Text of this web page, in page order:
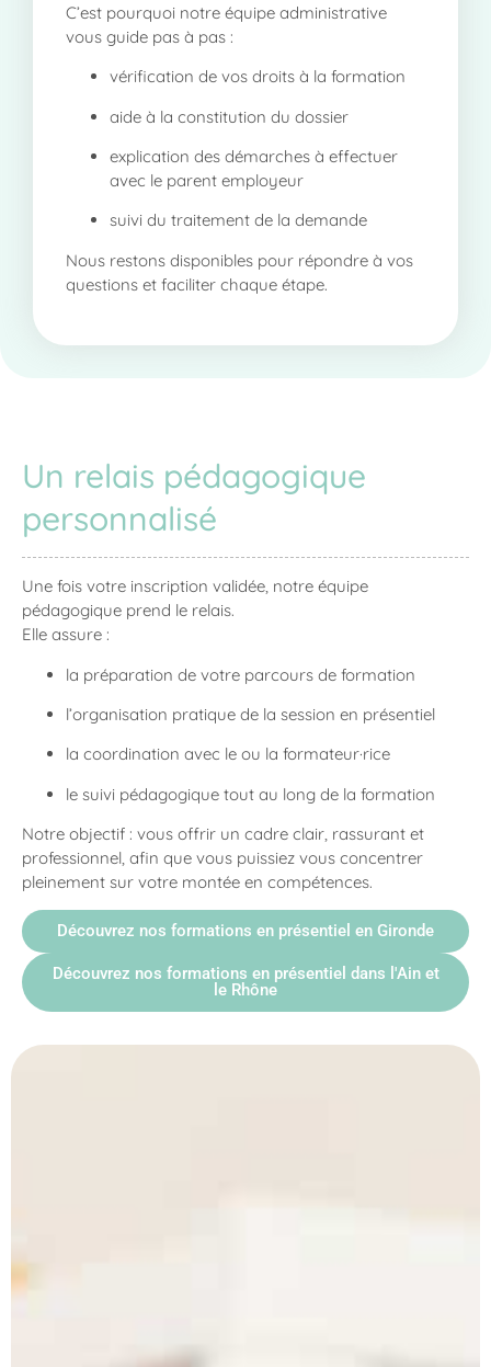
C’est pourquoi notre équipe administrative
vous guide pas à pas :
vérification de vos droits à la formation
aide à la constitution du dossier
explication des démarches à effectuer
avec le parent employeur
suivi du traitement de la demande
Nous restons disponibles pour répondre à vos
questions et faciliter chaque étape.
Un relais pédagogique
personnalisé
Une fois votre inscription validée, notre équipe
pédagogique prend le relais.
Elle assure :
la préparation de votre parcours de formation
l’organisation pratique de la session en présentiel
la coordination avec le ou la formateur·rice
le suivi pédagogique tout au long de la formation
Notre objectif : vous offrir un cadre clair, rassurant et
professionnel, afin que vous puissiez vous concentrer
pleinement sur votre montée en compétences.
Découvrez nos formations en présentiel en Gironde
Découvrez nos formations en présentiel dans l'Ain et
le Rhône